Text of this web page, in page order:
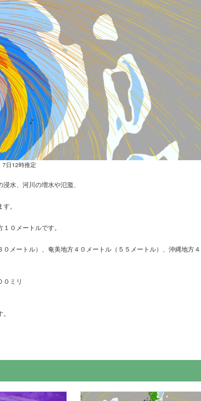
日12時推定
水、河川の増水や氾濫、
。
０メートルです。
メートル）、奄美地方４０メートル（５５メートル）、沖縄地方
ミリ